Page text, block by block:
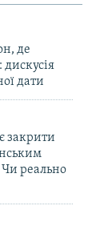
де
дискусія
дати
закрити
реально